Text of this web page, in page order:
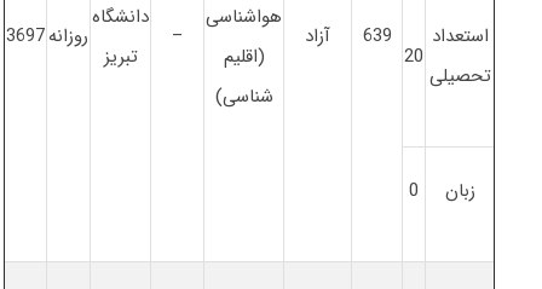
639 آزاد
هواشناسی
(اقلیم
شناسی)
–
دانشگاه
تبریز
روزانه3697
استعداد
تحصیلی
20
زبان 0